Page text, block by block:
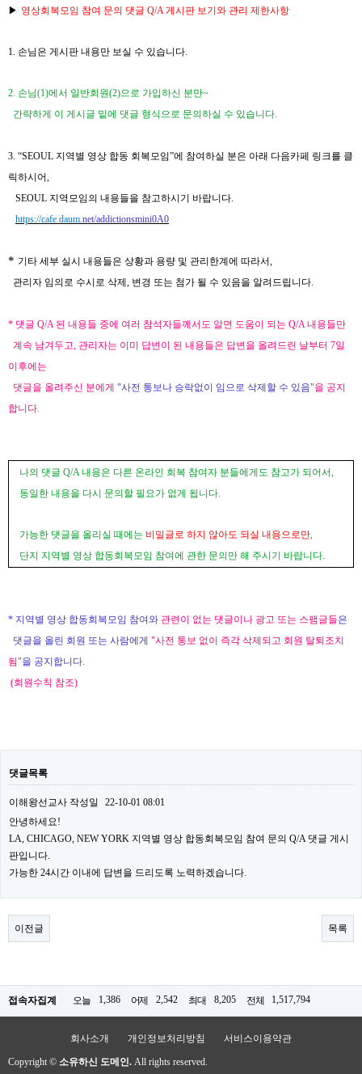
▶ 영상회복모임 참여 문의 댓글 Q/A게시판 보기와 관리 제한사항
1. 손님은 게시판 내용만 보실 수 있습니다.
2. 손님(1)에서 일반회원(2)으로 가입하신 분만~
간략하게 이 게시글 밑에 댓글 형식으로 문의하실 수 있습니다.
3. “SEOUL 지역별 영상 합동 회복모임”에 참여하실 분은 아래 다음카페 링크를 클
릭하시어,
SEOUL 지역모임의 내용들을 참고하시기 바랍니다.
https://cafe.daum.net/addictionsmini0A0
* 기타 세부 실시 내용들은 상황과 용량 및 관리한계에 따라서,
관리자 임의로 수시로 삭제, 변경 또는 첨가 될 수 있음을 알려드립니다.
* 댓글 Q/A 된 내용들 중에 여러 참석자들께서도 알면 도움이 되는 Q/A내용들만
계속 남겨두고, 관리자는 이미 답변이 된 내용들은 답변을 올려드린 날부터 7일
이후에는
댓글을 올려주신 분에게 "사전 통보나 승락없이 임으로 삭제할 수 있음"을 공지
합니다.
나의 댓글 Q/A내용은 다른 온라인 회복 참여자 분들에게도 참고가 되어서,
동일한 내용을 다시 문의할 필요가 없게 됩니다.
가능한 댓글을 올리실 때에는 비밀글로 하지 않아도 되실 내용으로만,
단지 지역별 영상 합동회복모임 참여에 관한 문의만 해 주시기 바랍니다.
* 지역별 영상 합동회복모임 참여와 관련이 없는 댓글이나 광고 또는 스팸글들은
댓글을 올린 회원 또는 사람에게 "사전 통보 없이 즉각 삭제되고 회원 탈퇴조치
됨"을 공지합니다.
(회원수칙 참조)
댓글목록
이해왕선교사 작성일
22-10-01 08:01
안녕하세요!
LA, CHICAGO, NEW YORK 지역별 영상 합동회복모임 참여 문의 Q/A 댓글 게시
판입니다.
가능한 24시간 이내에 답변을 드리도록 노력하겠습니다.
이전글 목록
접속자집계 오늘 1,386 어제 2,542 최대 8,205 전체 1,517,794
회사소개 개인정보처리방침 서비스이용약관
Copyright © 소유하신 도메인. All rights reserved.